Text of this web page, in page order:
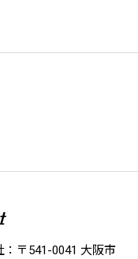
〒541-0041 大阪市